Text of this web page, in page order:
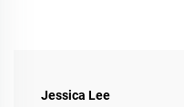
Jessica Lee